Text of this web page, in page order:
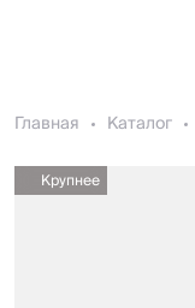
Главная Каталог
Крупнее